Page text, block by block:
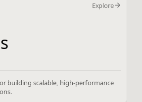
Explore
building scalable, high-performance